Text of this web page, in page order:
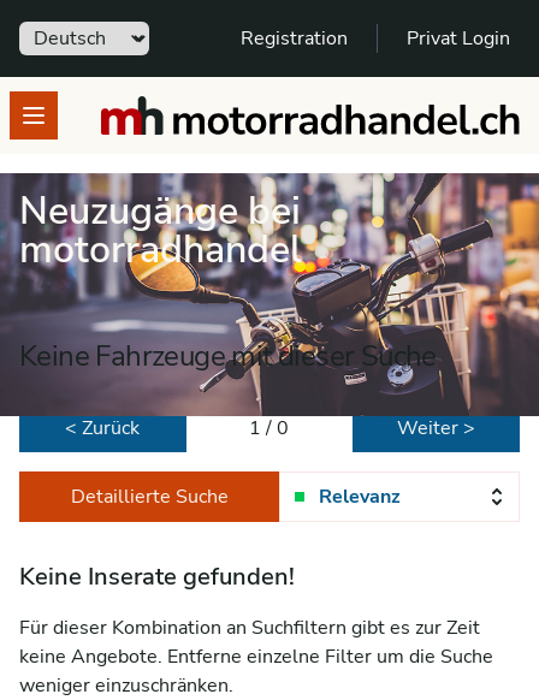
Sprache Registration Privat Login
Open menumotorradhandel.ch
Neuzugänge bei
motorradhandel
Keine Fahrzeuge mit dieser Suche
< Zurück 1 / 0 Weiter >
Detaillierte Suche Relevanz
Keine Inserate gefunden!
Für dieser Kombination an Suchfiltern gibt es zur Zeit
keine Angebote. Entferne einzelne Filter um die Suche
weniger einzuschränken.